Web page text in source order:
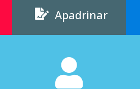
 Apadrinar
